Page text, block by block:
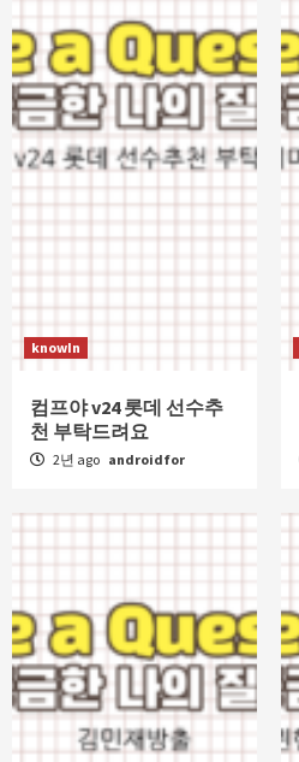
knowIn
컴프야 v24 롯데 선수추
천 부탁드려요
2년 ago androidfor